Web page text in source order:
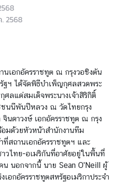
2568
เอกอัครราชทูต ณ กรุงวอชิงตัน
ฯ ได้จัดพิธีบำเพ็ญกุศลสวดพระ
ศลแด่สมเด็จพระนางเจ้าสิริกิติ์
ชนนีพันปีหลวง ณ วัดไทยกรุง
นดาวงษ์ เอกอัครราชทูต ณ กรุง
มด้วยหัวหน้าสำนักงานทีม
ที่สถานเอกอัครราชทูตฯ และ
วไทย-อเมริกันที่อาศัยอยู่ในพื้นที่
น นอกจากนี้ นาย Sean O'Neill ผู้
เอกอัครราชทูตสหรัฐอเมริกาประจำ